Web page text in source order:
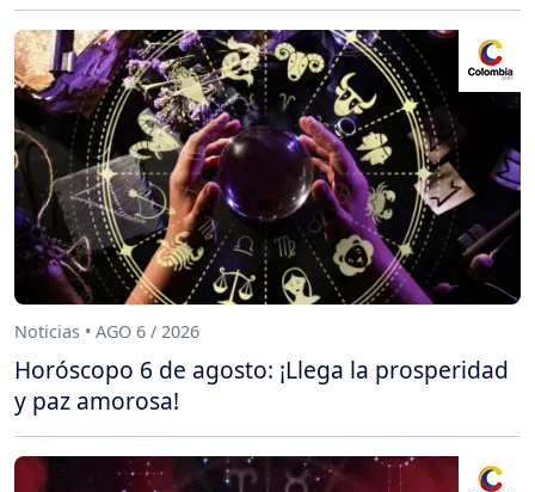
Noticias • AGO 6 / 2026
Horóscopo 6 de agosto: ¡Llega la prosperidad
y paz amorosa!